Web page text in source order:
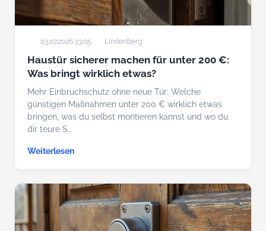
03.07.2026 23:05 Lindenberg
Haustür sicherer machen für unter 200 €:
Was bringt wirklich etwas?
Mehr Einbruchschutz ohne neue Tür: Welche
günstigen Maßnahmen unter 200 € wirklich etwas
bringen, was du selbst montieren kannst und wo du
dir teure S…
Weiterlesen